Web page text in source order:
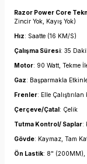
Razor Power Core
Zincir Yok, Kayış Yok)
Hız: Saatte (16 KM/S)
Çalışma Süresi: 35
Motor: 90 Watt, Tekme
Gaz: Başparmakla
Frenler: Elle
Çerçeve/Çatal: Çelik
Tutma Kontrol/ Saplar:
Gövde: Kaymaz, Tam
Ön Lastik: 8" (200MM),